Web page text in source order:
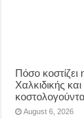
Πόσο
Χαλκιδικής
August 6, 2026